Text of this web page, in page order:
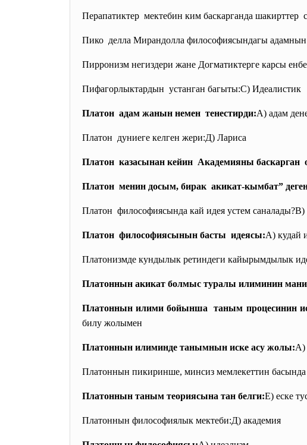
Перапатиктер мектебин ким баскарганда шакирттер
Пико делла Мирандолла философиясындагы
Пирронизм негиздери жане Догматиктерге карсы
Пифагорлыктардын устанган багыты:С) Идеалистик
Платон адам жанын немен тенестирди:A) адам
Платон дуниеге келген жери:Д) Лариса
Платон казасынан кейин Академияны
Платон менин досым, бирак акикат-кымбат”
Платон философиясында кай идея устем саналады?В)
Платон философиясынын басты идеясы:А) кудай
Платонизмде кундылык ретиндеги кайырымдылык
Платоннын акикат болмыс туралы илиминин
Платоннын илими бойынша таным процесинин
билу жолымен
Платоннын илиминде танымнын иске асу жолы:A)
Платоннын пикиринше, минсиз мемлекеттин
Платоннын таным теориясына тан белги:E) еске
Платоннын философиялык мектеби:Д) академия